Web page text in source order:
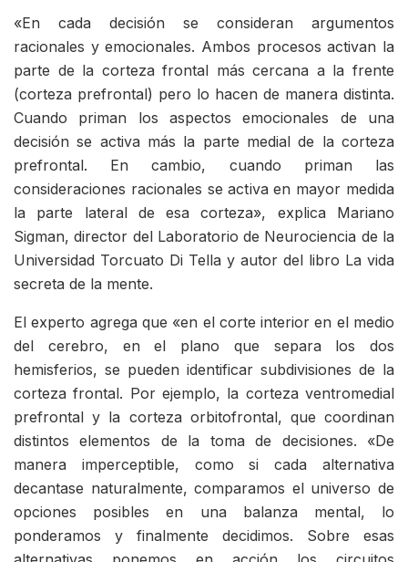
«En cada decisión se consideran argumentos
racionales y emocionales. Ambos procesos activan la
parte de la corteza frontal más cercana a la frente
(corteza prefrontal) pero lo hacen de manera distinta.
Cuando priman los aspectos emocionales de una
decisión se activa más la parte medial de la corteza
prefrontal. En cambio, cuando priman las
consideraciones racionales se activa en mayor medida
la parte lateral de esa corteza», explica Mariano
Sigman, director del Laboratorio de Neurociencia de la
Universidad Torcuato Di Tella y autor del libro La vida
secreta de la mente.
El experto agrega que «en el corte interior en el medio
del cerebro, en el plano que separa los dos
hemisferios, se pueden identificar subdivisiones de la
corteza frontal. Por ejemplo, la corteza ventromedial
prefrontal y la corteza orbitofrontal, que coordinan
distintos elementos de la toma de decisiones. «De
manera imperceptible, como si cada alternativa
decantase naturalmente, comparamos el universo de
opciones posibles en una balanza mental, lo
ponderamos y finalmente decidimos. Sobre esas